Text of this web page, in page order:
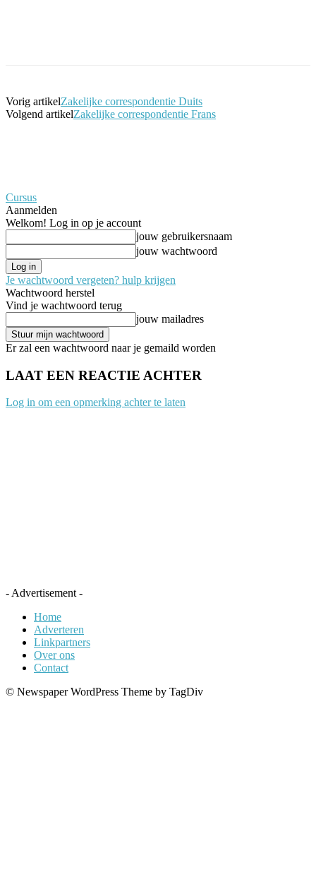
Vorig artikelZakelijke correspondentie Duits
Volgend artikelZakelijke correspondentie Frans
Cursus
Aanmelden
Welkom! Log in op je account
jouw gebruikersnaam
jouw wachtwoord
Je wachtwoord vergeten? hulp krijgen
Wachtwoord herstel
Vind je wachtwoord terug
jouw mailadres
Er zal een wachtwoord naar je gemaild worden
LAAT EEN REACTIE ACHTER
Log in om een opmerking achter te laten
- Advertisement -
Home
Adverteren
Linkpartners
Over ons
Contact
© Newspaper WordPress Theme by TagDiv